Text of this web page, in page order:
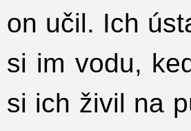
on učil. Ich
si im vodu,
si ich živil na